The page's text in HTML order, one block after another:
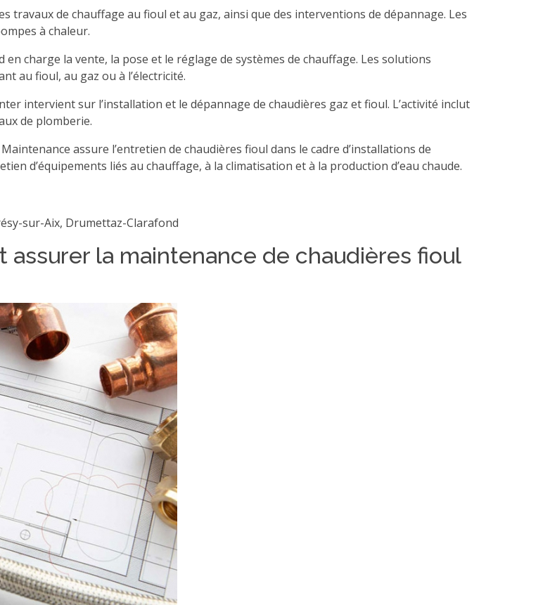
travaux de chauffage au fioul et au gaz, ainsi que des interventions de dépannage. Les
à chaleur.
charge la vente, la pose et le réglage de systèmes de chauffage. Les solutions
au fioul, au gaz ou à l’électricité.
intervient sur l’installation et le dépannage de chaudières gaz et fioul. L’activité inclut
de plomberie.
assure l’entretien de chaudières fioul dans le cadre d’installations de
d’équipements liés au chauffage, à la climatisation et à la production d’eau chaude.
sur-Aix, Drumettaz-Clarafond
la maintenance de chaudières fioul